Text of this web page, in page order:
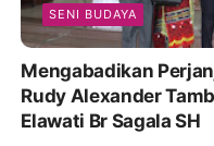
SENI BUDAYA
Mengabadikan
Rudy Alexander
Elawati Br Sagala SH